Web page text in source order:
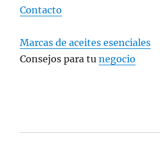
Contacto
Marcas de aceites esenciales
Consejos para tunegocio